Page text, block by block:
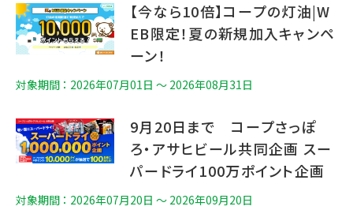
【今なら10倍】コープの灯油|W
EB限定！夏の新規加入キャンペ
ーン！
対象期間 ： 2026年07月01日 〜 2026年08月31日
9月20日まで コープさっぽ
ろ・アサヒビール共同企画 スー
パードライ100万ポイント企画
対象期間 ： 2026年07月20日 〜 2026年09月20日